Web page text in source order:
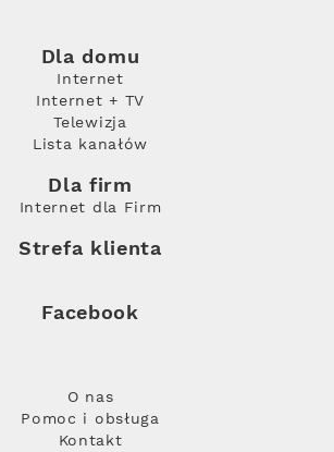
Dla domu
Internet
Internet + TV
Telewizja
Lista kanałów
Dla firm
Internet dla Firm
Strefa klienta
Facebook
O nas
Pomoc i obsługa
Kontakt